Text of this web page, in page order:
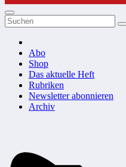
Abo
Shop
Das aktuelle Heft
Rubriken
Newsletter abonnieren
Archiv